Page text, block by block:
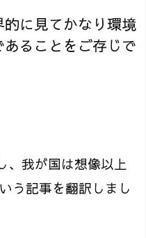
に見てかなり環境
ることをご存じで
、我が国は想像以上
う記事を翻訳しまし